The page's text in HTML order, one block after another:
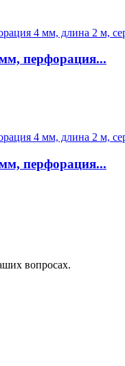
перфорация...
перфорация...
вопросах.